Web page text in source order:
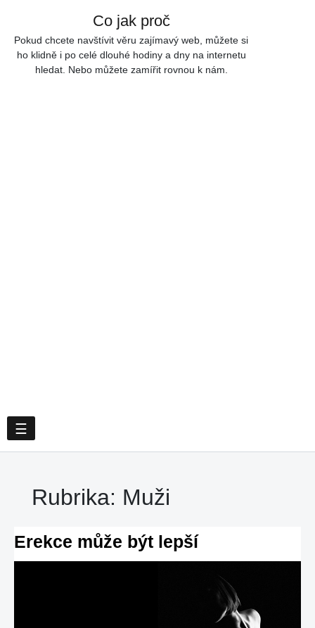
Co jak proč
Pokud chcete navštívit věru zajímavý web, můžete si
ho klidně i po celé dlouhé hodiny a dny na internetu
hledat. Nebo můžete zamířit rovnou k nám.
☰
Rubrika: Muži
Erekce může být lepší